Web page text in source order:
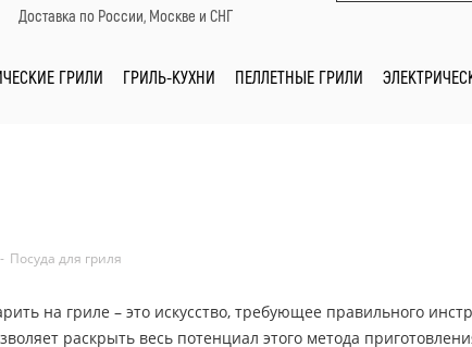
Доставка по России, Москве и СНГ
ГРИЛИ ГРИЛЬ-КУХНИ ПЕЛЛЕТНЫЕ ГРИЛИ
- Посуда для гриля
на гриле – это искусство, требующее правильного
раскрыть весь потенциал этого метода